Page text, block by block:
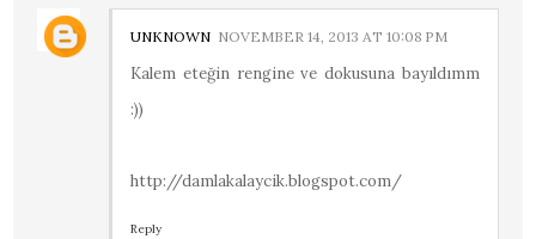
UNKNOWN NOVEMBER 14, 2013 AT 10:08 PM
Kalem eteğin rengine ve dokusuna bayıldımm
:))
http://damlakalaycik.blogspot.com/
Reply